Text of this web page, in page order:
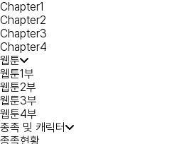
Chapter1
Chapter2
Chapter3
Chapter4
웹툰
웹툰1부
웹툰2부
웹툰3부
웹툰4부
종족 및 캐릭터
종족현황